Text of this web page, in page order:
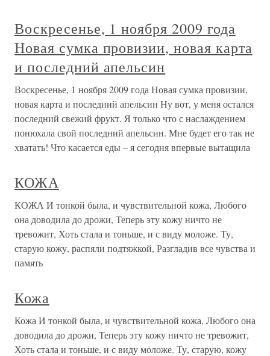
Воскресенье, 1 ноября 2009 года
Новая сумка провизии, новая карта
и последний апельсин
Воскресенье, 1 ноября 2009 года Новая сумка провизии,
новая карта и последний апельсин Ну вот, у меня остался
последний свежий фрукт. Я только что с наслаждением
понюхала свой последний апельсин. Мне будет его так не
хватать! Что касается еды – я сегодня впервые вытащила
КОЖА
КОЖА И тонкой была, и чувствительной кожа, Любого
она доводила до дрожи, Теперь эту кожу ничто не
тревожит, Хоть стала и тоньше, и с виду моложе. Ту,
старую кожу, распяли подтяжкой, Разгладив все чувства и
память
Кожа
Кожа И тонкой была, и чувствительной кожа, Любого она
доводила до дрожи, Теперь эту кожу ничто не тревожит,
Хоть стала и тоньше, и с виду моложе. Ту, старую, кожу